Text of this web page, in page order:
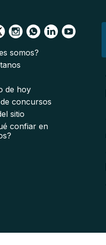
somos?
de hoy
concursos
sitio
confiar en